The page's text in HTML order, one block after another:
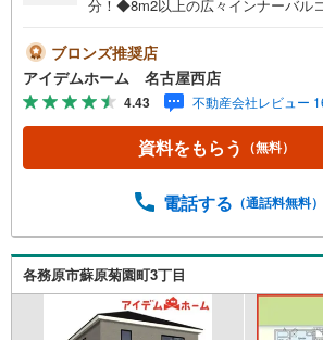
分！◆8m2以上の広々インナーバル
震等級3☆◆電気施錠キーを標準搭
で720m◆蘇原中学校まで
て■□■□＜本日見学OK！＞希望日時
談下さい。年中無休でご案内致しま
水曜日もご案内可能！お仕事終わ
ご相談下さい。□■□■店舗について
ぜひご利用下さい。□■□■ローンの
下さい。経験豊富なスタッフがお応
一同、お客様の住まい探しを全力で
す。お気軽にお問合せ下さい！
ブロンズ推奨店
アイデムホーム 名古屋西店
4.43 不動産会社レビュー
資料をもらう （無料）
電話する （通話料無料）
各務原市蘇原菊園町3丁目